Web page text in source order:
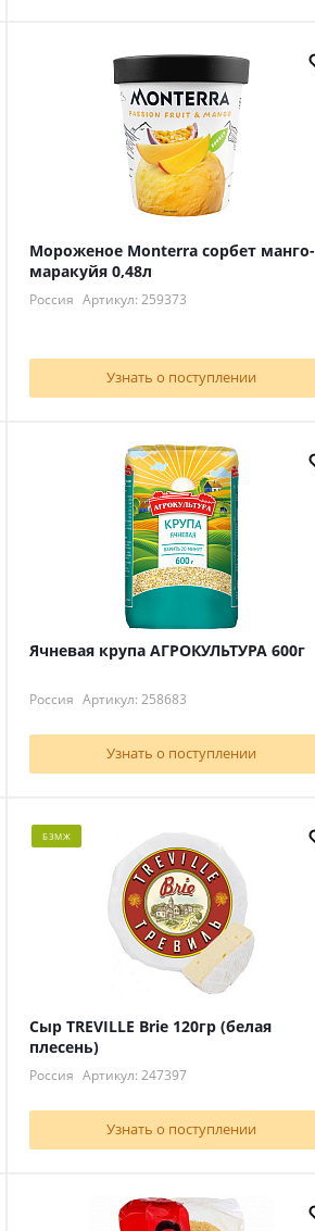
Мороженое Monterra сорбет манго-
маракуйя 0,48л
Россия Артикул: 259373
Узнать о поступлении
Ячневая крупа АГРОКУЛЬТУРА 600г
Россия Артикул: 258683
Узнать о поступлении
БЗМЖ
Сыр TREVILLE Brie 120гр (белая
плесень)
Россия Артикул: 247397
Узнать о поступлении